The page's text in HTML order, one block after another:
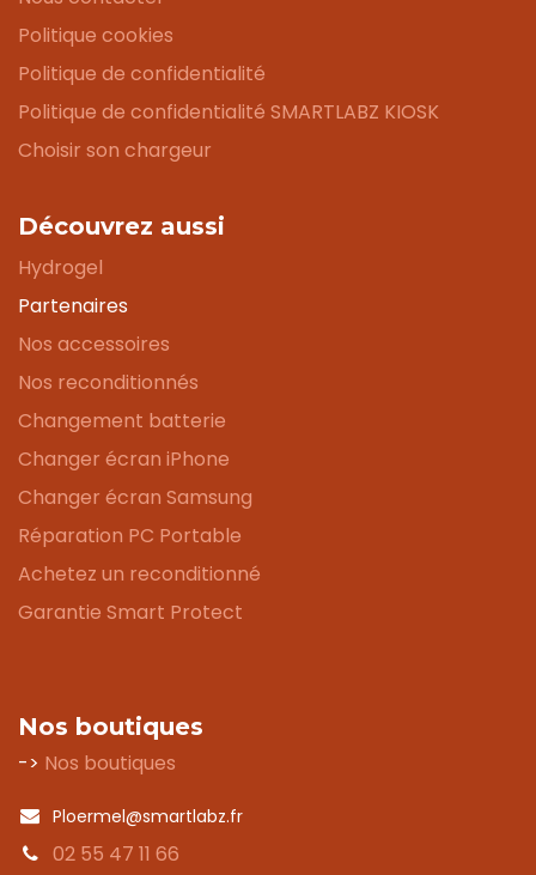
Politique cookies
Politique de confidentialité
Politique de confidentialité SMARTLABZ KIOSK
Choisir son chargeur
Découvrez aussi
Hydrogel
Partenaires
Nos accessoires
Nos reconditionnés
Changement batterie
Changer écran iPhone
Changer écran Samsung
Réparation PC Portable
Achetez un reconditionné
Garantie Smart Protect
Nos boutiques
-> Nos boutiques
Ploermel@smartlabz.fr
02 55 47 11 66